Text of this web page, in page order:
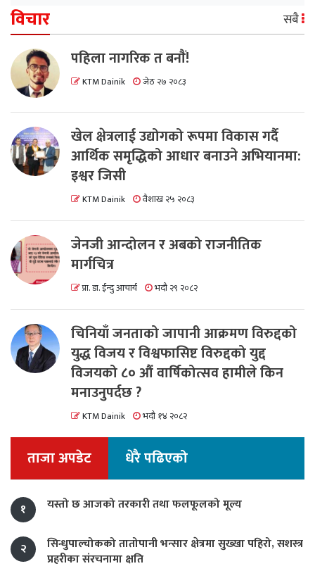
विचार सबै
पहिला नागरिक त बनाैं!
KTM Dainik जेठ २७ २०८३
खेल क्षेत्रलाई उद्योगको रूपमा विकास गर्दै
आर्थिक समृद्धिको आधार बनाउने अभियानमा:
इश्वर जिसी
KTM Dainik वैशाख २५ २०८३
जेनजी आन्दोलन र अबको राजनीतिक
मार्गचित्र
प्रा. डा. ईन्दु आचार्य भदौ २९ २०८२
चिनियाँ जनताको जापानी आक्रमण विरुद्दको
युद्ध विजय र विश्वफासिष्ट विरुद्दको युद्द
विजयको ८० औं वार्षिकोत्सव हामीले किन
मनाउनुपर्दछ ?
KTM Dainik भदौ १४ २०८२
ताजा अपडेट धेरै पढिएको
१ यस्तो छ आजको तरकारी तथा फलफूलको मूल्य
२
सिन्धुपाल्चोकको तातोपानी भन्सार क्षेत्रमा सुख्खा पहिरो, सशस्त्र
प्रहरीका संरचनामा क्षति